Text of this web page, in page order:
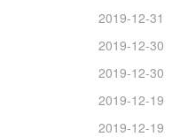
2019-12-31
2019-12-30
2019-12-30
2019-12-19
2019-12-19